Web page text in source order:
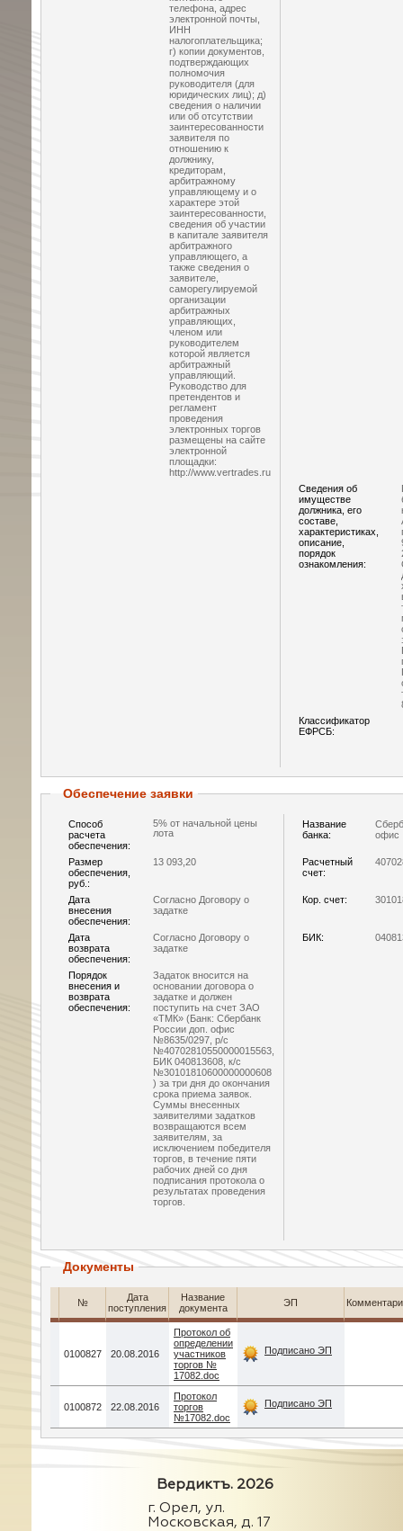
телефона, адрес
электронной почты,
ИНН
налогоплательщика;
г) копии документов,
подтверждающих
полномочия
руководителя (для
юридических лиц); д)
сведения о наличии
или об отсутствии
заинтересованности
заявителя по
отношению к
должнику,
кредиторам,
арбитражному
управляющему и о
характере этой
заинтересованности,
сведения об участии
в капитале заявителя
арбитражного
управляющего, а
также сведения о
заявителе,
саморегулируемой
организации
арбитражных
управляющих,
членом или
руководителем
которой является
арбитражный
управляющий.
Руководство для
претендентов и
регламент
проведения
электронных торгов
размещены на сайте
электронной
площадки:
http://www.vertrades.ru
Сведения об
имуществе
должника, его
составе,
характеристиках,
описание,
порядок
ознакомления:
Классификатор
ЕФРСБ:
Обеспечение заявки
Способ
расчета
обеспечения:
5% от начальной цены
лота
Название
банка:
офис
Размер
обеспечения,
руб.:
13 093,20
Расчетный
счет:
Дата
внесения
обеспечения:
Согласно Договору о
задатке
Кор. счет:
Дата
возврата
обеспечения:
Согласно Договору о
задатке
БИК:
Порядок
внесения и
возврата
обеспечения:
Задаток вносится на
основании договора о
задатке и должен
поступить на счет ЗАО
«ТМК» (Банк: Сбербанк
России доп. офис
№8635/0297, р/с
№40702810550000015563,
БИК 040813608, к/с
№30101810600000000608
) за три дня до окончания
срока приема заявок.
Суммы внесенных
заявителями задатков
возвращаются всем
заявителям, за
исключением победителя
торгов, в течение пяти
рабочих дней со дня
подписания протокола о
результатах проведения
торгов.
Документы
№
Дата
поступления
Название
документа
ЭП
0100827 20.08.2016
Протокол об
определении
участников
торгов №
17082.doc
Подписано ЭП
0100872 22.08.2016
Протокол
торгов
№17082.doc
Подписано ЭП
Вердиктъ. 2026
г. Орел, ул.
Московская, д. 17